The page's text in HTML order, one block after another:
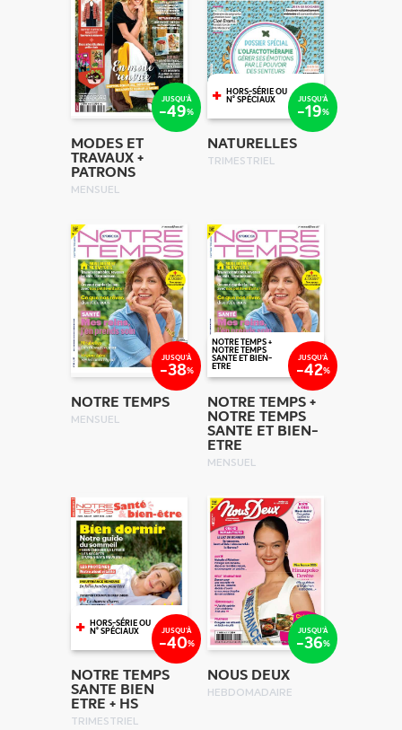
JUSQU'À
-49%
MODES ET
TRAVAUX +
PATRONS
MENSUEL
+ HORS-SÉRIE OU
N° SPÉCIAUX JUSQU'À
-19%
NATURELLES
TRIMESTRIEL
JUSQU'À
-38%
NOTRE TEMPS
MENSUEL
NOTRE TEMPS +
NOTRE TEMPS
SANTE ET BIEN-
ETRE
JUSQU'À
-42%
NOTRE TEMPS +
NOTRE TEMPS
SANTE ET BIEN-
ETRE
MENSUEL
+ HORS-SÉRIE OU
N° SPÉCIAUX JUSQU'À
-40%
NOTRE TEMPS
SANTE BIEN
ETRE + HS
TRIMESTRIEL
JUSQU'À
-36%
NOUS DEUX
HEBDOMADAIRE